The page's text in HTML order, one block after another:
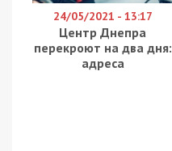
24/05/2021 - 13:17
Центр Днепра
перекроют на два дня:
адреса